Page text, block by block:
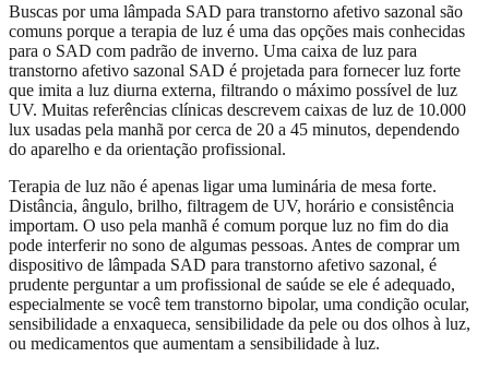
Buscas por uma lâmpada SAD para transtorno afetivo sazonal são
comuns porque a terapia de luz é uma das opções mais conhecidas
para o SAD com padrão de inverno. Uma caixa de luz para
transtorno afetivo sazonal SAD é projetada para fornecer luz forte
que imita a luz diurna externa, filtrando o máximo possível de luz
UV. Muitas referências clínicas descrevem caixas de luz de 10.000
lux usadas pela manhã por cerca de 20 a 45 minutos, dependendo
do aparelho e da orientação profissional.
Terapia de luz não é apenas ligar uma luminária de mesa forte.
Distância, ângulo, brilho, filtragem de UV, horário e consistência
importam. O uso pela manhã é comum porque luz no fim do dia
pode interferir no sono de algumas pessoas. Antes de comprar um
dispositivo de lâmpada SAD para transtorno afetivo sazonal, é
prudente perguntar a um profissional de saúde se ele é adequado,
especialmente se você tem transtorno bipolar, uma condição ocular,
sensibilidade a enxaqueca, sensibilidade da pele ou dos olhos à luz,
ou medicamentos que aumentam a sensibilidade à luz.